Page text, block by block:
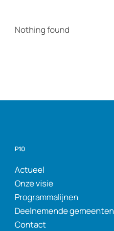
Nothing found
P10
Actueel
Onze visie
Programmalijnen
Deelnemende gemeenten
Contact